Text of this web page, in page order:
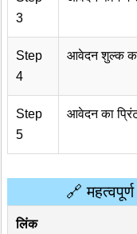
3
Step
4
आवेदन शुल्क
Step
5
आवेदन का
🔗
लिंक